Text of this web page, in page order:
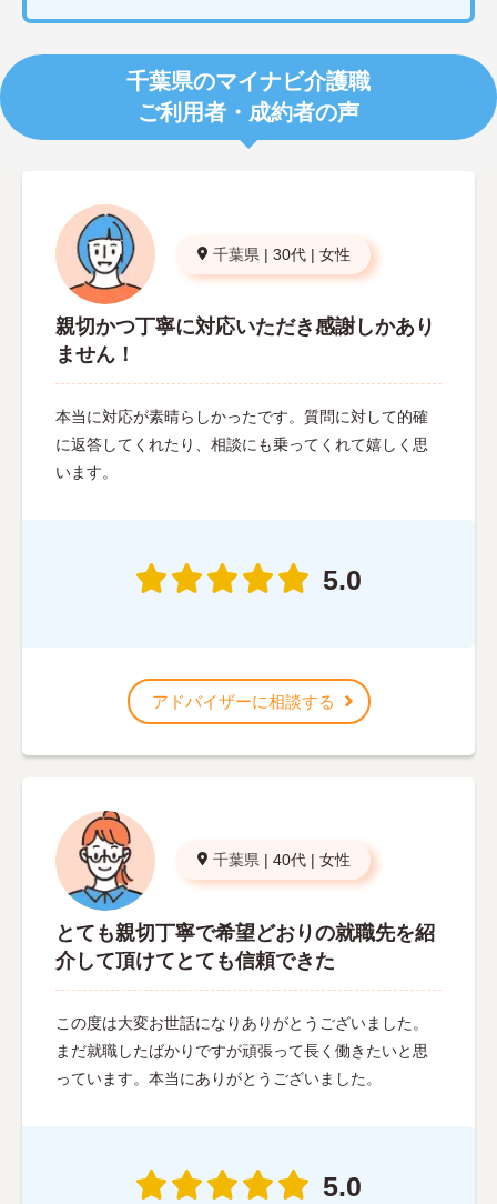
千葉県のマイナビ介護職
ご利用者・成約者の声
千葉県 | 30代 | 女性
親切かつ丁寧に対応いただき感謝しかあり
ません！
本当に対応が素晴らしかったです。質問に対して的確
に返答してくれたり、相談にも乗ってくれて嬉しく思
います。
5.0
アドバイザーに相談する
千葉県 | 40代 | 女性
とても親切丁寧で希望どおりの就職先を紹
介して頂けてとても信頼できた
この度は大変お世話になりありがとうございました。
まだ就職したばかりですが頑張って長く働きたいと思
っています。本当にありがとうございました。
5.0